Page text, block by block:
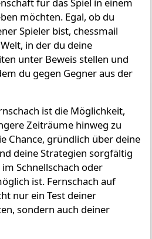
möchten. Egal, ob du
Spieler bist, chessmail
in der du deine
unter Beweis stellen und
du gegen Gegner aus der
ist die Möglichkeit,
Zeiträume hinweg zu
Chance, gründlich über deine
deine Strategien sorgfältig
Schnellschach oder
ist. Fernschach auf
nur ein Test deiner
sondern auch deiner